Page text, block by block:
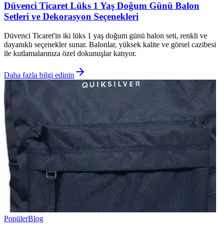
Düvenci Ticaret Lüks 1 Yaş Doğum Günü Balon
Setleri ve Dekorasyon Seçenekleri
Düvenci Ticaret'in iki lüks 1 yaş doğum günü balon seti, renkli ve
dayanıklı seçenekler sunar. Balonlar, yüksek kalite ve görsel cazibesi
ile kutlamalarınıza özel dokunuşlar katıyor.
Daha fazla bilgi edinin
PopülerBlog